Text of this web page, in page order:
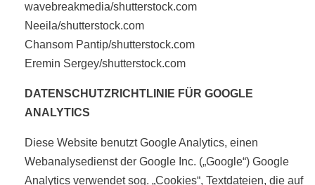
wavebreakmedia/shutterstock.com
Neeila/shutterstock.com
Chansom Pantip/shutterstock.com
Eremin Sergey/shutterstock.com
DATENSCHUTZRICHTLINIE FÜR GOOGLE
ANALYTICS
Diese Website benutzt Google Analytics, einen
Webanalysedienst der Google Inc. („Google“) Google
Analytics verwendet sog. „Cookies“, Textdateien, die auf